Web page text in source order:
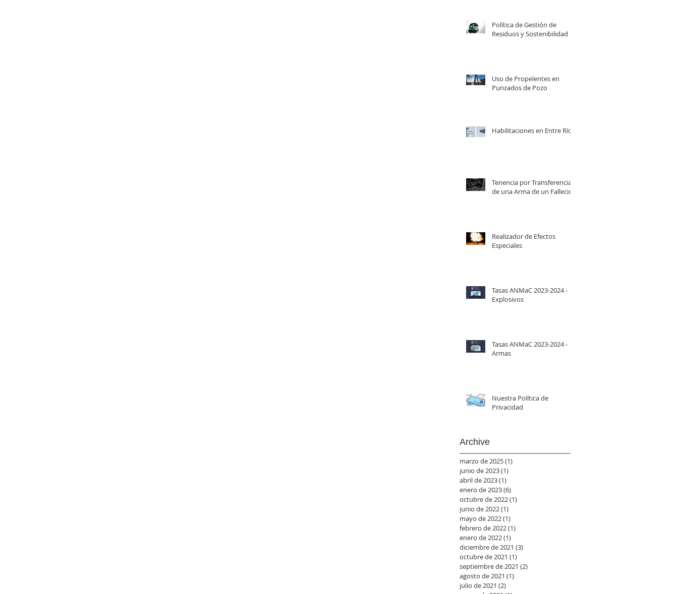
Política de Gestión de
Residuos y Sostenibilidad
Uso de Propelentes en
Punzados de Pozo
Habilitaciones en Entre Ríos
Tenencia por Transferencia
de una Arma de un Fallecido
Realizador de Efectos
Especiales
Tasas ANMaC 2023-2024 -
Explosivos
Tasas ANMaC 2023-2024 -
Armas
Nuestra Política de
Privacidad
Archive
marzo de 2025(1)
junio de 2023(1)
abril de 2023(1)
enero de 2023(6)
octubre de 2022(1)
junio de 2022(1)
mayo de 2022(1)
febrero de 2022(1)
enero de 2022(1)
diciembre de 2021 (3)
octubre de 2021 (1)
septiembre de 2021 (2)
agosto de 2021 (1)
julio de 2021 (2)